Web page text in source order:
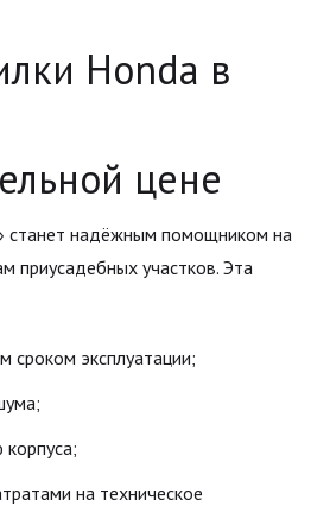
Honda в
цене
станет надёжным помощником на
приусадебных участков. Эта
сроком эксплуатации;
на техническое